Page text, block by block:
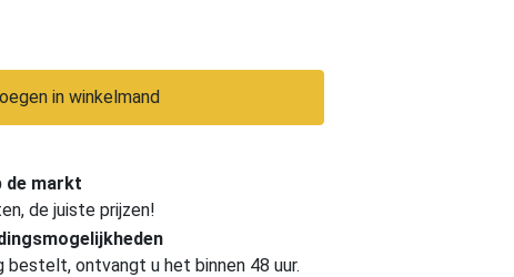
in winkelmand
de markt
de juiste prijzen!
bestelt, ontvangt u het binnen 48 uur.